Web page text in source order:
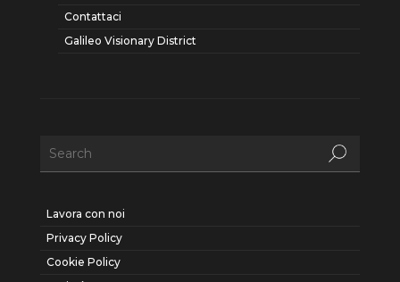
Contattaci
Galileo Visionary District
Lavora con noi
Privacy Policy
Cookie Policy